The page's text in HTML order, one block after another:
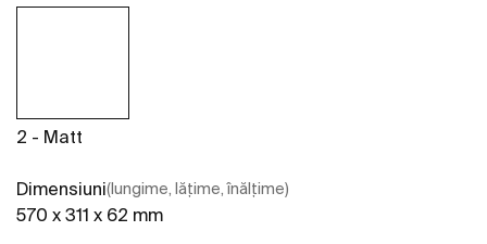
2 - Matt
Dimensiuni(lungime, lățime, înălțime)
570 x 311 x 62 mm